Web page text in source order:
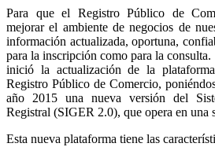
Para que el Registro Público de
mejorar el ambiente de negocios de
información actualizada, oportuna,
para la inscripción como para la
inició la actualización de la
Registro Público de Comercio,
año 2015 una nueva versión del
Registral (SIGER 2.0), que opera en una
Esta nueva plataforma tiene las